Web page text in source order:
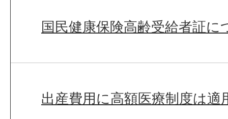
国民健康保険高齢受給者証
出産費用に高額医療制度は適